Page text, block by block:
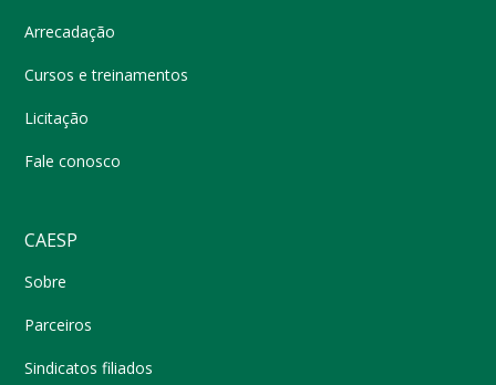
Arrecadação
Cursos e treinamentos
Licitação
Fale conosco
CAESP
Sobre
Parceiros
Sindicatos filiados